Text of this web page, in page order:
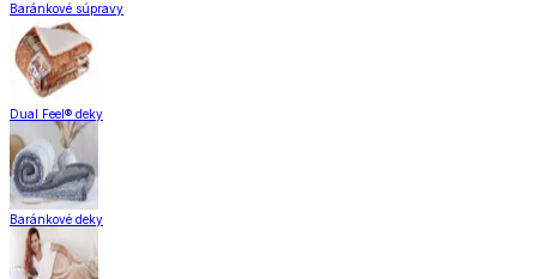
Baránkové súpravy
Dual Feel® deky
Baránkové deky